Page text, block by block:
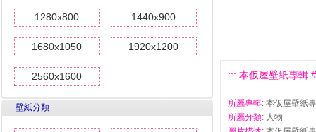
1280x800 1440x900
1680x1050 1920x1200
2560x1600
壁紙分類
::: 本仮屋壁紙專輯
所屬專輯: 本仮屋壁紙
所屬分類: 人物